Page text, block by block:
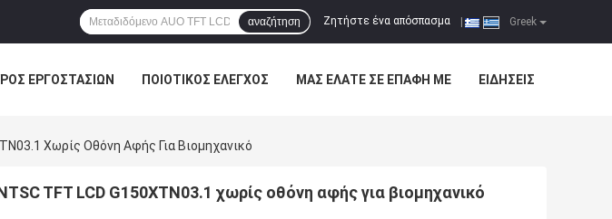
Greek
Ζητήστε ένα απόσπασμα
αναζήτηση
ΕΡΓΟΣΤΑΣΊΩΝ ΠΟΙΟΤΙΚΌΣ ΈΛΕΓΧΟΣ ΜΑΣ ΕΛΆΤΕ ΣΕ ΕΠΑΦΉ ΜΕ ΕΙΔΉΣΕΙΣ
Χωρίς Οθόνη Αφής Για Βιομηχανικό
TFT LCD G150XTN03.1 χωρίς οθόνη αφής για βιομηχανικό